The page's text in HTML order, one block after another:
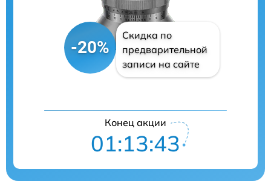
-20%
Скидка по
предварительной
записи на сайте
Конец акции
01:13:42